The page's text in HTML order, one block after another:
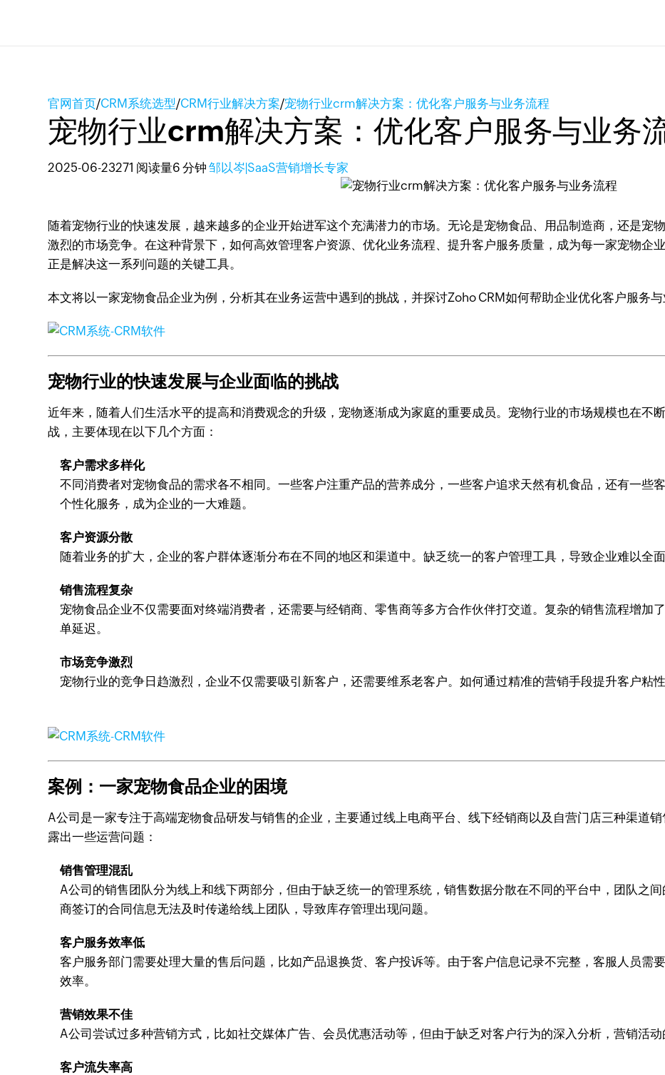
官网首页/CRM系统选型/CRM行业解决方案/宠物行业crm解决方案：优化客户服务与业务流程
宠物行业crm解决方案：优化客户服务与业务
2025-06-23271 阅读量6 分钟 邹以岑|SaaS营销增长专家
随着宠物行业的快速发展，越来越多的企业开始进军这个充满潜力的市场。无论是宠物食品、用品制造商，还是宠
激烈的市场竞争。在这种背景下，如何高效管理客户资源、优化业务流程、提升客户服务质量，成为每一家宠物企
正是解决这一系列问题的关键工具。
本文将以一家宠物食品企业为例，分析其在业务运营中遇到的挑战，并探讨Zoho CRM如何帮助企业优化客户服务与
宠物行业的快速发展与企业面临的挑战
近年来，随着人们生活水平的提高和消费观念的升级，宠物逐渐成为家庭的重要成员。宠物行业的市场规模也在不
战，主要体现在以下几个方面：
客户需求多样化
不同消费者对宠物食品的需求各不相同。一些客户注重产品的营养成分，一些客户追求天然有机食品，还有一些
个性化服务，成为企业的一大难题。
客户资源分散
随着业务的扩大，企业的客户群体逐渐分布在不同的地区和渠道中。缺乏统一的客户管理工具，导致企业难以全
销售流程复杂
宠物食品企业不仅需要面对终端消费者，还需要与经销商、零售商等多方合作伙伴打交道。复杂的销售流程增加
单延迟。
市场竞争激烈
宠物行业的竞争日趋激烈，企业不仅需要吸引新客户，还需要维系老客户。如何通过精准的营销手段提升客户粘
案例：一家宠物食品企业的困境
A公司是一家专注于高端宠物食品研发与销售的企业，主要通过线上电商平台、线下经销商以及自营门店三种渠道
露出一些运营问题：
销售管理混乱
A公司的销售团队分为线上和线下两部分，但由于缺乏统一的管理系统，销售数据分散在不同的平台中，团队之
商签订的合同信息无法及时传递给线上团队，导致库存管理出现问题。
客户服务效率低
客户服务部门需要处理大量的售后问题，比如产品退换货、客户投诉等。由于客户信息记录不完整，客服人员需
效率。
营销效果不佳
A公司尝试过多种营销方式，比如社交媒体广告、会员优惠活动等，但由于缺乏对客户行为的深入分析，营销活动
客户流失率高